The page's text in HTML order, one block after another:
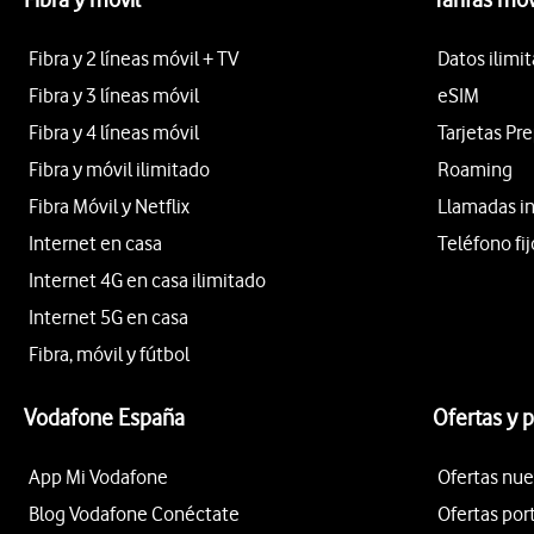
Fibra y 2 líneas móvil + TV
Fibra y 3 líneas móvil
Fibra y 4 líneas móvil
Fibra y móvil ilimitado
Fibra Móvil y Netflix
Internet en casa
Internet 4G en casa ilimitado
Internet 5G en casa
Fibra, móvil y fútbol
Datos
eSIM
Tarjetas
Roaming
Llamadas
Teléfono
Vodafone España
App Mi Vodafone
Blog Vodafone Conéctate
Ofertas y
Ofertas
Ofertas